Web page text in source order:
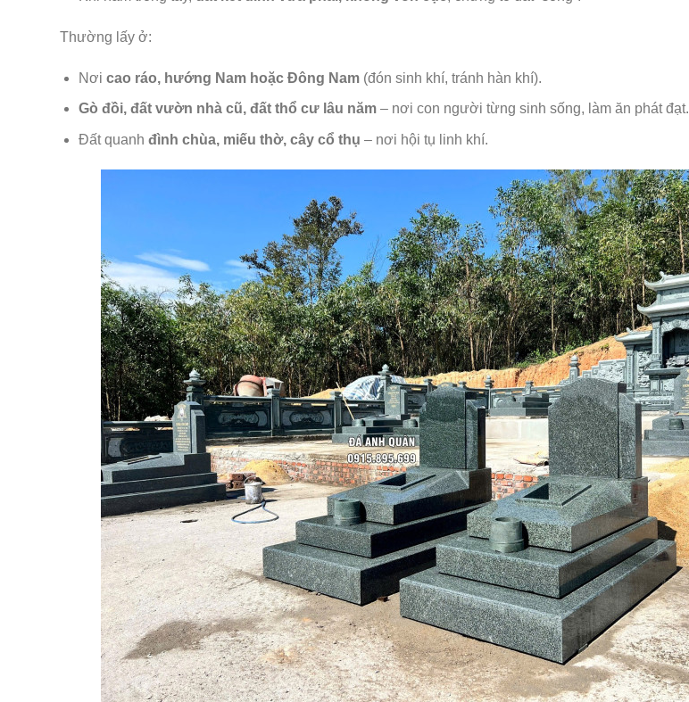
Thường lấy ở:
Nơi cao ráo, hướng Nam hoặc Đông Nam(đón sinh khí, tránh hàn khí).
Gò đồi, đất vườn nhà cũ, đất thổ cư lâu năm– nơi con người từng sinh sống, làm ăn phát đạt.
Đất quanh đình chùa, miếu thờ, cây cổ thụ – nơi hội tụ linh khí.